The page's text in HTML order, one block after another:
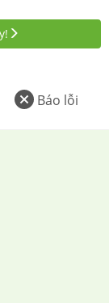
Báo lỗi